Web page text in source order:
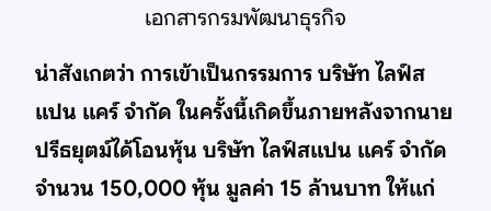
เอกสารกรมพัฒนาธุรกิจ
น่าสังเกตว่า การเข้าเป็นกรรมการ บริษัท ไลฟ์ส
แปน แคร์ จำกัด ในครั้งนี้เกิดขึ้นภายหลังจากนาย
ปรีธยุตม์ได้โอนหุ้น บริษัท ไลฟ์สแปน แคร์ จำกัด
จำนวน 150,000 หุ้น มูลค่า 15 ล้านบาท ให้แก่